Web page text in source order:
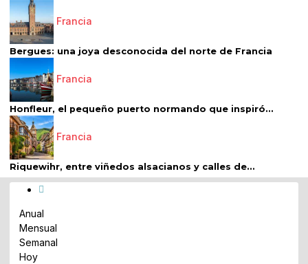
Francia
Bergues: una joya desconocida del norte de Francia
Francia
Honfleur, el pequeño puerto normando que inspiró...
Francia
Riquewihr, entre viñedos alsacianos y calles de...
Anual
Mensual
Semanal
Hoy